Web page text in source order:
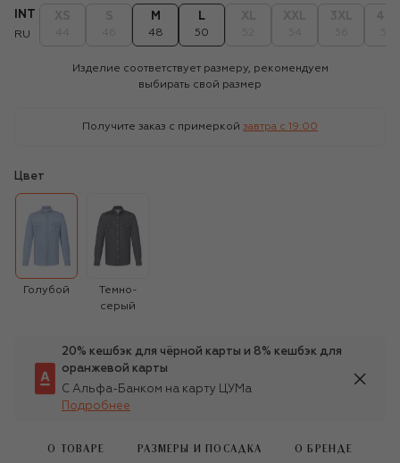
INT
RU
M
48
L
50
Изделие соответствует размеру, рекомендуем
выбирать свой размер
Получите заказ с примеркой завтра c 19:00
Цвет
Голубой
Темно-
серый
20% кешбэк для чёрной карты и 8% кешбэк для
оранжевой карты
С Альфа-Банком на карту ЦУМа
Подробнее
О ТОВАРЕ РАЗМЕРЫ И ПОСАДКА О БРЕНДЕ